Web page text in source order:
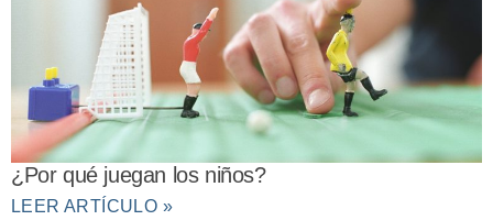
¿Por qué juegan los niños?
LEER ARTÍCULO »